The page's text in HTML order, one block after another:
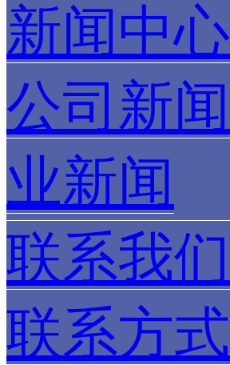
新闻中心
公司新闻
业新闻
联系我们
联系方式